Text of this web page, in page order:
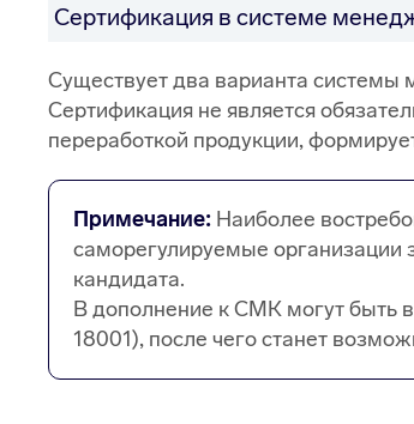
Сертификация в системе
Существует два варианта
Сертификация не является
переработкой продукции,
Примечание: Наиболее
саморегулируемые организации
кандидата.
В дополнение к СМК могут быть
18001), после чего станет